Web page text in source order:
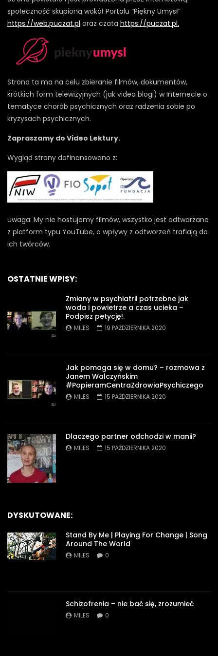
społeczność skupioną wokół Portalu “Piękny Umysł”
https://web.puczat.pl oraz czata https://puczat.pl.
Strona ta ma na celu zbieranie filmów, dokumentów,
krótkich form telewizyjnych (jak video blogi) w Internecie o
tematyce chorób psychicznych oraz radzenia sobie po
kryzysach psychicznych.
Zapraszamy do Video Lektury.
Wygląd strony dofinansowano z:
uwaga: My nie hostujemy filmów, wszystko jest odtwarzane
z platform typu YouTube, a wpływy z odtworzeń trafiają do
ich twórców.
OSTATNIE WPISY:
Zmiany w psychiatrii potrzebne jak
woda i powietrze a czas ucieka –
Podpisz petycję!.
MILES 19 PAŹDZIERNIKA 2020
Jak pomaga się w domu? – rozmowa z
Janem Walczyńskim
#PopieramCentraZdrowiaPsychiczego
MILES 15 PAŹDZIERNIKA 2020
Dlaczego partner odchodzi w manii?
MILES 15 PAŹDZIERNIKA 2020
DYSKUTOWANE:
Stand By Me | Playing For Change | Song
Around The World
MILES 0
Schizofrenia – nie bać się, zrozumieć
MILES 0